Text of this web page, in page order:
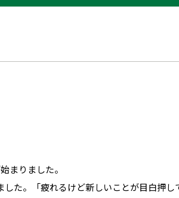
まりました。
た。「疲れるけど新しいことが目白押